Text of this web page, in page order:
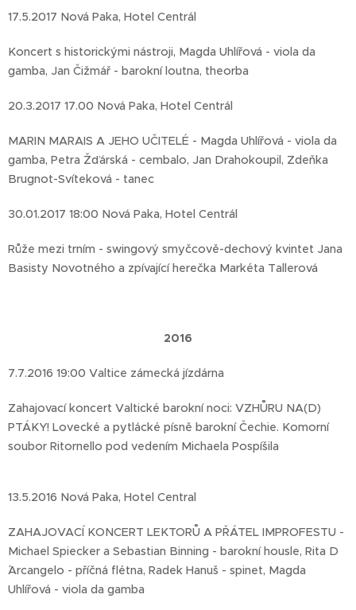
17.5.2017 Nová Paka, Hotel Centrál
Koncert s historickými nástroji, Magda Uhlířová - viola da
gamba, Jan Čižmář - barokní loutna, theorba
20.3.2017 17.00 Nová Paka, Hotel Centrál
MARIN MARAIS A JEHO UČITELÉ - Magda Uhlířová - viola da
gamba, Petra Žďárská - cembalo, Jan Drahokoupil, Zdeňka
Brugnot-Svíteková - tanec
30.01.2017 18:00 Nová Paka, Hotel Centrál
Růže mezi trním - swingový smyčcově-dechový kvintet Jana
Basisty Novotného a zpívající herečka Markéta Tallerová
2016
7.7.2016 19:00 Valtice zámecká jízdárna
Zahajovací koncert Valtické barokní noci: VZHŮRU NA(D)
PTÁKY! Lovecké a pytlácké písně barokní Čechie. Komorní
soubor Ritornello pod vedením Michaela Pospíšila
13.5.2016 Nová Paka, Hotel Central
ZAHAJOVACÍ KONCERT LEKTORŮ A PŘÁTEL IMPROFESTU -
Michael Spiecker a Sebastian Binning - barokní housle, Rita D
´Arcangelo - příčná flétna, Radek Hanuš - spinet, Magda
Uhlířová - viola da gamba